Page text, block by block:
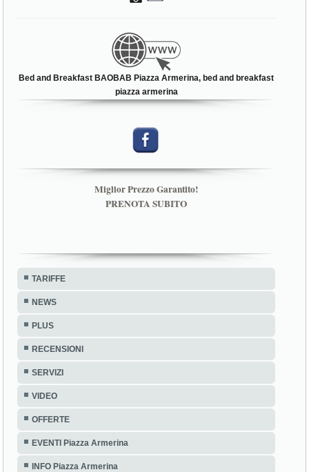
Bed and Breakfast BAOBAB Piazza Armerina, bed and breakfast
piazza armerina
Miglior Prezzo Garantito!
PRENOTA SUBITO
TARIFFE
NEWS
PLUS
RECENSIONI
SERVIZI
VIDEO
OFFERTE
EVENTI Piazza Armerina
INFO Piazza Armerina